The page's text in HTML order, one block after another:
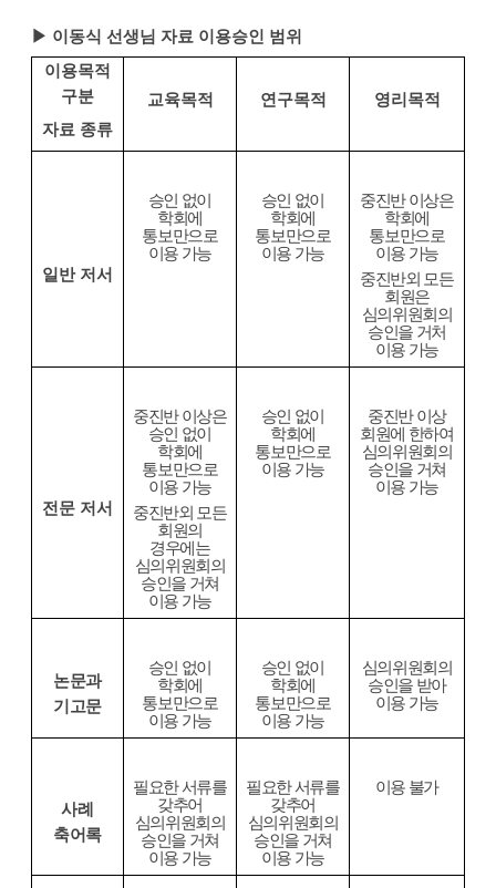
▶ 이동식 선생님 자료 이용승인 범위
이용목적
구분
자료 종류
교육목적 연구목적 영리목적
일반 저서
승인 없이
학회에
통보만으로
이용 가능
승인 없이
학회에
통보만으로
이용 가능
중진반 이상은
학회에
통보만으로
이용 가능
중진반외 모든
회원은
심의위원회의
승인을 거처
이용 가능
전문 저서
중진반 이상은
승인 없이
학회에
통보만으로
이용 가능
중진반외 모든
회원의
경우에는
심의위원회의
승인을 거쳐
이용 가능
승인 없이
학회에
통보만으로
이용 가능
중진반 이상
회원에 한하여
심의위원회의
승인을 거쳐
이용 가능
논문과
기고문
승인 없이
학회에
통보만으로
이용 가능
승인 없이
학회에
통보만으로
이용 가능
심의위원회의
승인을 받아
이용 가능
사례
축어록
필요한 서류를
갖추어
심의위원회의
승인을 거쳐
이용 가능
필요한 서류를
갖추어
심의위원회의
승인을 거쳐
이용 가능
이용 불가